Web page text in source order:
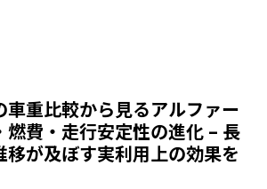
車重比較から見るアルファー
燃費・走行安定性の進化 – 長
移が及ぼす実利用上の効果を